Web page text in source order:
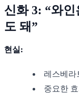
신화 3: “와
도 돼”
현실:
레스베라
중요한